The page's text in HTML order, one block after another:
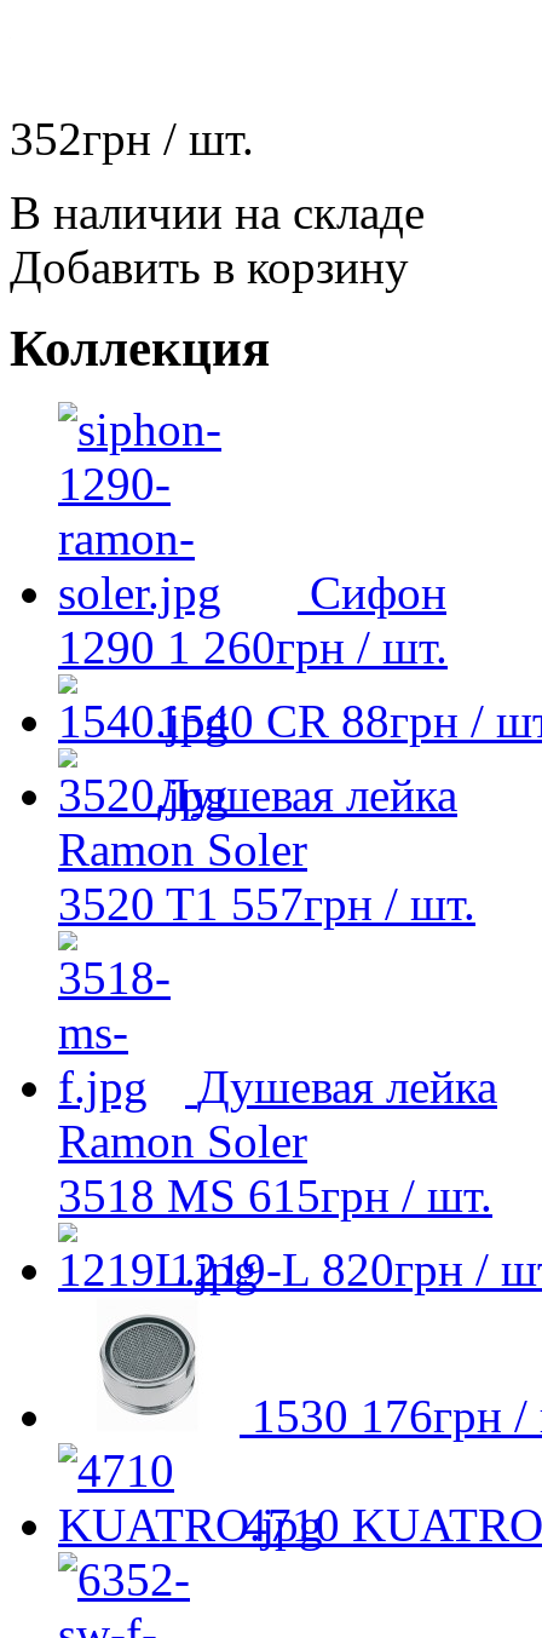
352грн / шт.
В наличии на складе
Добавить в корзину
Коллекция
Сифон
1290 1 260грн / шт.
1540 CR 88грн /
Душевая лейка
Ramon Soler
3520 T1 557грн / шт.
Душевая лейка
Ramon Soler
3518 MS 615грн / шт.
1219-L 820грн /
1530 176грн /
4710 KUATRO